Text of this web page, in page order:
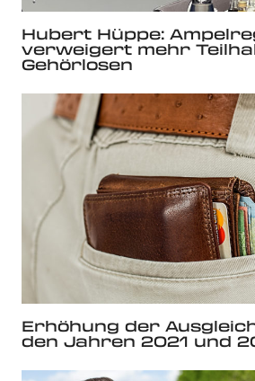
Hubert Hüppe:
verweigert mehr
Gehörlosen
Erhöhung der
den Jahren 2021 und